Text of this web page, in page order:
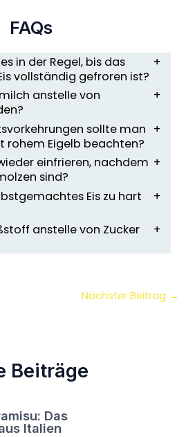
FAQs
in der Regel, bis das
vollständig gefroren ist?
anstelle von
sollte man
rohem Eigelb beachten?
einfrieren, nachdem
sind?
Eis zu hart
anstelle von Zucker
Nächster Beitrag →
Beiträge
Das
Italien